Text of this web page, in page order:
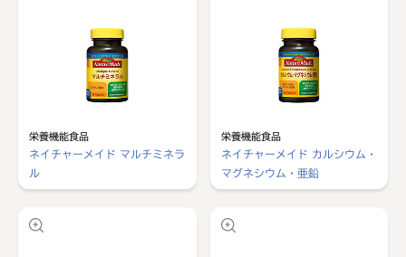
栄養機能食品
ネイチャーメイド マルチミネラ
ル
栄養機能食品
ネイチャーメイド カルシウム・
マグネシウム・亜鉛